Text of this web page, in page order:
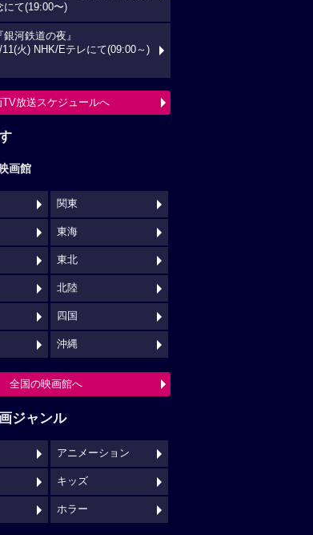
にて(19:00〜)
『銀河鉄道の夜』
11(火) NHK/Eテレにて(09:00～)
TV放送スケジュールへ
画館
関東
東海
東北
北陸
四国
沖縄
全国の映画館へ
ジャンル
アニメーション
キッズ
ホラー